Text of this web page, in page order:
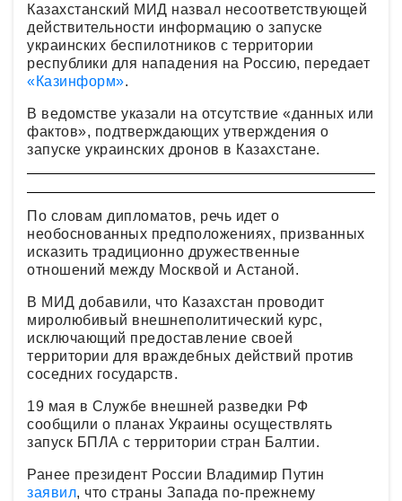
Казахстанский МИД назвал несоответствующей
действительности информацию о запуске
украинских беспилотников с территории
республики для нападения на Россию, передает
«Казинформ».
В ведомстве указали на отсутствие «данных или
фактов», подтверждающих утверждения о
запуске украинских дронов в Казахстане.
По словам дипломатов, речь идет о
необоснованных предположениях, призванных
исказить традиционно дружественные
отношений между Москвой и Астаной.
В МИД добавили, что Казахстан проводит
миролюбивый внешнеполитический курс,
исключающий предоставление своей
территории для враждебных действий против
соседних государств.
19 мая в Службе внешней разведки РФ
сообщили о планах Украины осуществлять
запуск БПЛА с территории стран Балтии.
Ранее президент России Владимир Путин
заявил, что страны Запада по-прежнему